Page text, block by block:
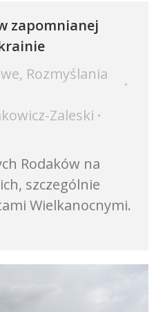
zapomnianej
, Rozmyślania
Zaleski
Rodaków na
szczególnie
Wielkanocnymi.